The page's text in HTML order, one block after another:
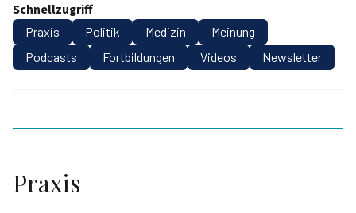
Schnellzugriff
Praxis Politik Medizin
Meinung
Podcasts
Fortbildungen Videos Newsletter
Praxis